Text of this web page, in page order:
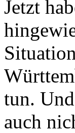
Jetzt
tun.
auch